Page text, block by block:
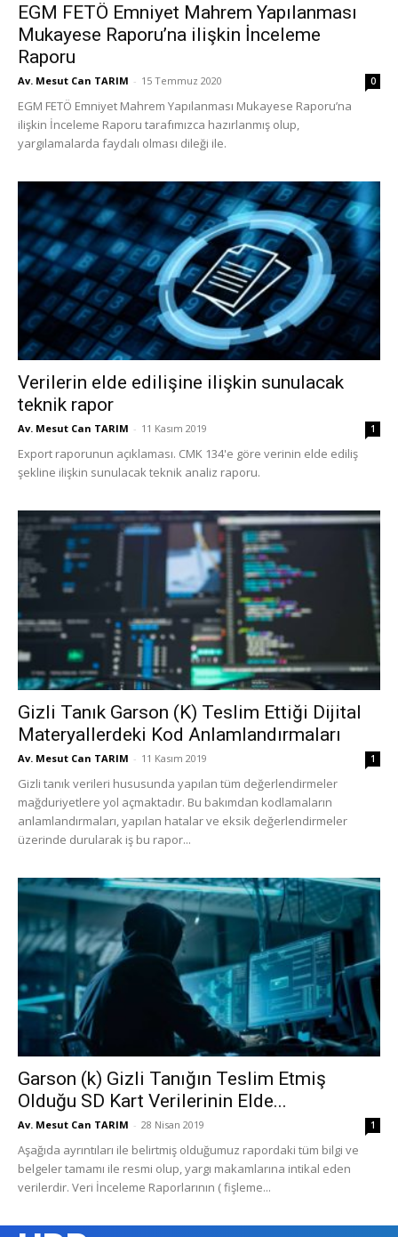
EGM FETÖ Emniyet Mahrem Yapılanması
Mukayese Raporu’na ilişkin İnceleme
Raporu
Av. Mesut Can TARIM - 15 Temmuz 2020 0
EGM FETÖ Emniyet Mahrem Yapılanması Mukayese Raporu’na
ilişkin İnceleme Raporu tarafımızca hazırlanmış olup,
yargılamalarda faydalı olması dileği ile.
Verilerin elde edilişine ilişkin sunulacak
teknik rapor
Av. Mesut Can TARIM - 11 Kasım 2019 1
Export raporunun açıklaması. CMK 134'e göre verinin elde ediliş
şekline ilişkin sunulacak teknik analiz raporu.
Gizli Tanık Garson (K) Teslim Ettiği Dijital
Materyallerdeki Kod Anlamlandırmaları
Av. Mesut Can TARIM - 11 Kasım 2019 1
Gizli tanık verileri hususunda yapılan tüm değerlendirmeler
mağduriyetlere yol açmaktadır. Bu bakımdan kodlamaların
anlamlandırmaları, yapılan hatalar ve eksik değerlendirmeler
üzerinde durularak iş bu rapor...
Garson (k) Gizli Tanığın Teslim Etmiş
Olduğu SD Kart Verilerinin Elde...
Av. Mesut Can TARIM - 28 Nisan 2019 1
Aşağıda ayrıntıları ile belirtmiş olduğumuz rapordaki tüm bilgi ve
belgeler tamamı ile resmi olup, yargı makamlarına intikal eden
verilerdir. Veri İnceleme Raporlarının ( fişleme...